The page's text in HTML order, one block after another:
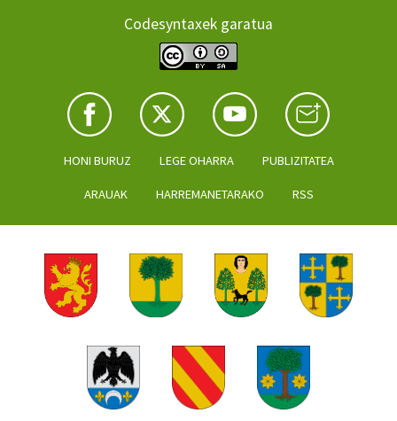
Codesyntaxek garatua
HONI BURUZ LEGE OHARRA PUBLIZITATEA
ARAUAK HARREMANETARAKO RSS